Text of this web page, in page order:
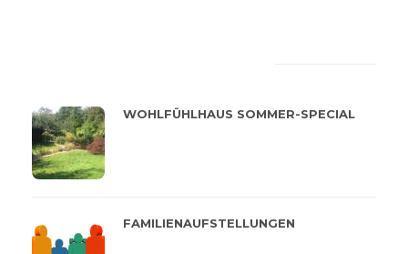
WOHLFÜHLHAUS SOMMER-SPECIAL
FAMILIENAUFSTELLUNGEN